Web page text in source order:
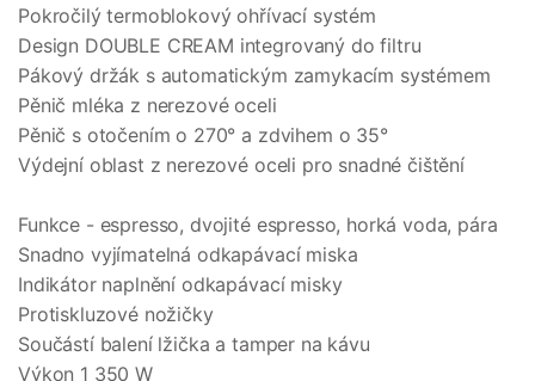
Pokročilý termoblokový ohřívací systém
Design DOUBLE CREAM integrovaný do filtru
Pákový držák s automatickým zamykacím systémem
Pěnič mléka z nerezové oceli
Pěnič s otočením o 270° a zdvihem o 35°
Výdejní oblast z nerezové oceli pro snadné čištění
Funkce - espresso, dvojité espresso, horká voda, pára
Snadno vyjímatelná odkapávací miska
Indikátor naplnění odkapávací misky
Protiskluzové nožičky
Součástí balení lžička a tamper na kávu
Výkon 1 350 W